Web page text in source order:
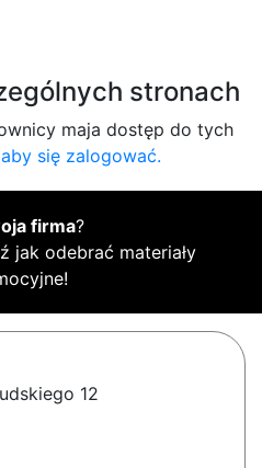
stronach
maja dostęp do tych
się zalogować.
firma?
jak odebrać materiały
12